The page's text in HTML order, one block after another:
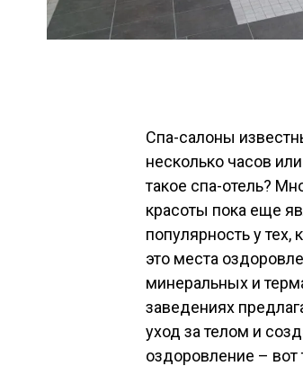
Спа-салоны
несколько часов
такое спа-отель?
красоты пока еще
популярность у
это места
минеральных и
заведениях
уход за телом и
оздоровление –